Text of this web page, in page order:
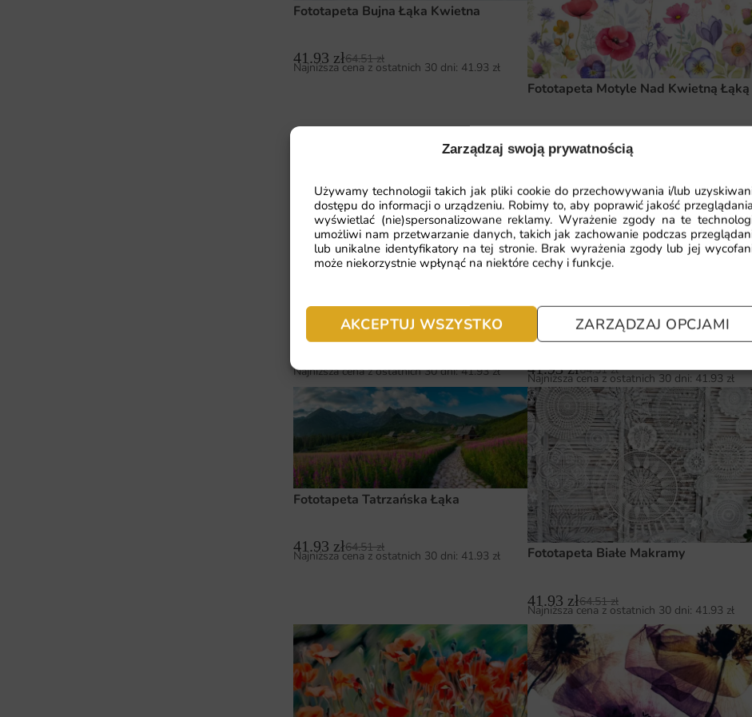
Zarządzaj swoją prywatnością
Używamy technologii takich jak pliki cookie do przechowywania i/lub
dostępu do informacji o urządzeniu. Robimy to, aby poprawić jakość
wyświetlać (nie)spersonalizowane reklamy. Wyrażenie zgody na te
umożliwi nam przetwarzanie danych, takich jak zachowanie podczas
lub unikalne identyfikatory na tej stronie. Brak wyrażenia zgody lub jej
może niekorzystnie wpłynąć na niektóre cechy i funkcje.
AKCEPTUJ WSZYSTKO ZARZĄDZAJ OPCJAMI
Fototapeta Bujna Łąka Kwietna
41.93 zł64.51zł
Najniższa cena z ostatnich 30 dni: 41.93 zł
Fototapeta Motyle Nad Kwietną Łąką
Najniższa cena z ostatnich 30 dni:
Fototapeta Pomarańczowa Łąka
Najniższa cena z ostatnich 30 dni:41.93zł
Fototapeta Kolorowa Łąka
41.93zł64.51zł
Najniższa cena z ostatnich 30 dni: 41.93 zł
Fototapeta Tatrzańska Łąka
41.93 zł64.51zł
Najniższa cena z ostatnich 30 dni: 41.93 zł Fototapeta Białe Makramy
41.93 zł64.51zł
Najniższa cena z ostatnich 30 dni: 41.93 zł